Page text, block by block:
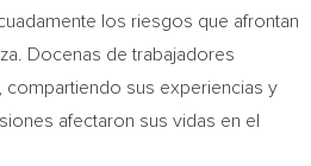
los riesgos que afrontan
Docenas de trabajadores
compartiendo sus experiencias y
afectaron sus vidas en el